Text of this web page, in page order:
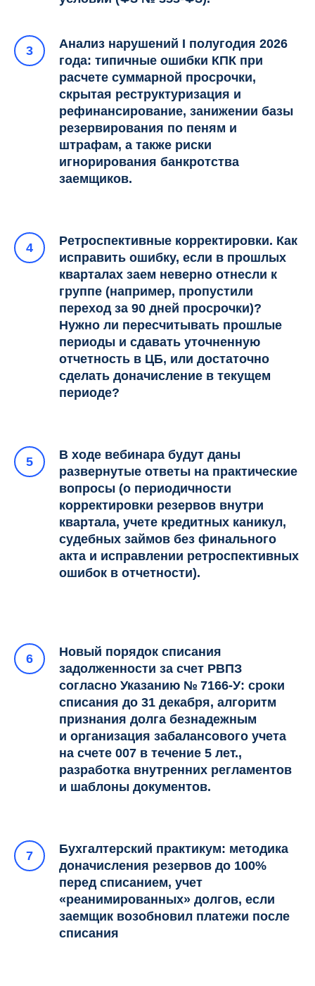
Анализ нарушений I полугодия 2026
года: типичные ошибки КПК при
расчете суммарной просрочки,
скрытая реструктуризация и
рефинансирование, занижении базы
резервирования по пеням и
штрафам, а также риски
игнорирования банкротства
заемщиков.
Ретроспективные корректировки. Как
исправить ошибку, если в прошлых
кварталах заем неверно отнесли к
группе (например, пропустили
переход за 90 дней просрочки)?
Нужно ли пересчитывать прошлые
периоды и сдавать уточненную
отчетность в ЦБ, или достаточно
сделать доначисление в текущем
периоде?
В ходе вебинара будут даны
развернутые ответы на практические
вопросы (о периодичности
корректировки резервов внутри
квартала, учете кредитных каникул,
судебных займов без финального
акта и исправлении ретроспективных
ошибок в отчетности).
Новый порядок списания
задолженности за счет РВПЗ
согласно Указанию № 7166-У: сроки
списания до 31 декабря, алгоритм
признания долга безнадежным
и организация забалансового учета
на счете 007 в течение 5 лет.,
разработка внутренних регламентов
и шаблоны документов.
Бухгалтерский практикум: методика
доначисления резервов до 100%
перед списанием, учет
«реанимированных» долгов, если
заемщик возобновил платежи после
списания